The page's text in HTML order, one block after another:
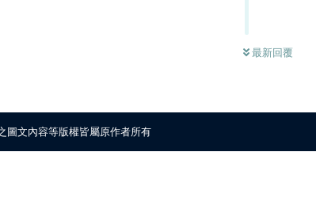
最新回覆
圖文內容等版權皆屬原作者所有